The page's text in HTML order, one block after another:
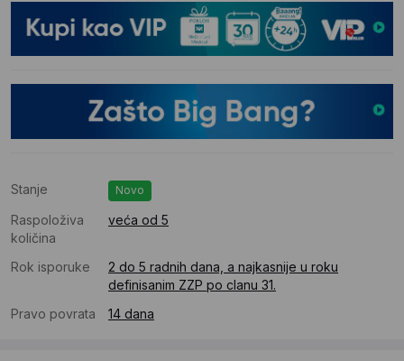
Stanje Novo
Raspoloživa
količina
veća od 5
Rok isporuke
2 do 5 radnih dana, a najkasnije u roku
definisanim ZZP po clanu 31.
Pravo povrata
14 dana